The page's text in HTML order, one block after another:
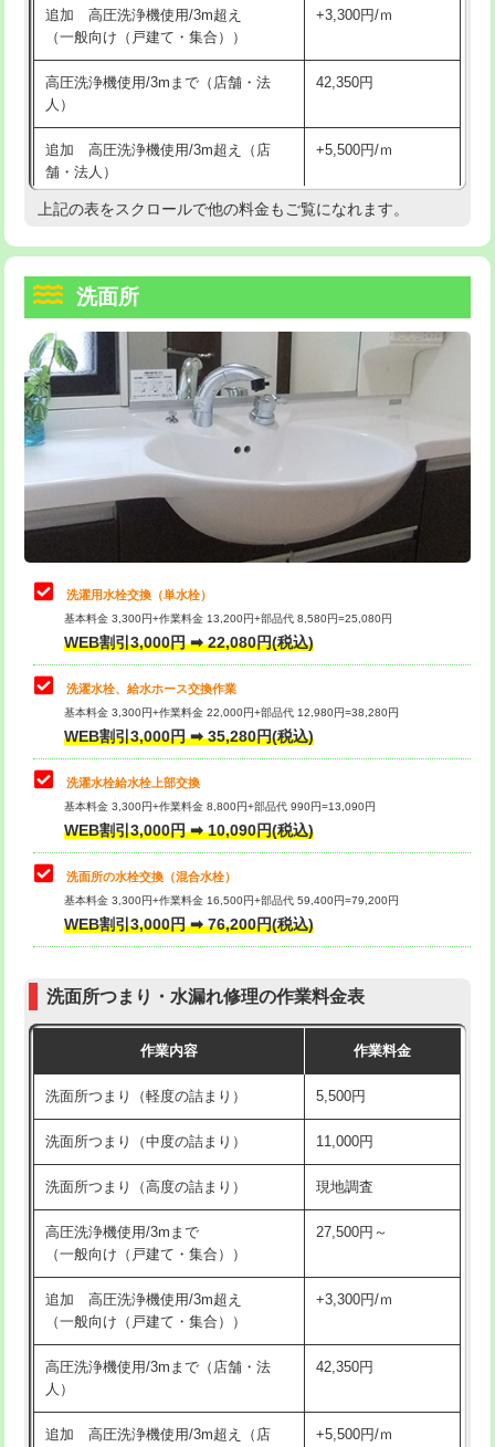
マス交換（深さ50㎝以上） 66,000円
コンクリート斫り（厚さ10㎝まで） 27,500円
コンクリート斫り（厚さ10㎝超え）
モルタル補修（厚さ10㎝まで）
モルタル補修（厚さ10㎝超え） 38,500円
洗面台設置 38,500円
追加人工
廃棄・処分 現場見積
※給水管工事は20mmまでの価格です。
持込商品取付（混合水栓） 16,500円
給水管工事※（ホール加工)
給水管工事※（バンド止め) 3,300円
給水管工事※（支持金具設置) 5,500円
給水管工事※（保温材使用（バンド止
め込み）)
5,500円
給水管工事※（土の掘削・埋め戻し作
業)
11,000円
給水管工事※（塩ビ管（VP・HI）使
用/3ｍまで)
33,000円
給水管工事※（塩ビ管（VP・HI）使
用（追加）/3ｍ超え)
給水管工事※（ライニング鋼管・銅
管・ポリ管・HT管使用/3ｍまで)
44,000円
給水管工事※（ライニング鋼管・銅
管・ポリ管・HT管使用/3ｍ超え)
排水管工事（土の掘削・埋め戻し作
業）
排水管工事（排水管工事/3ｍまで） 55,000円
排水管工事（追加 排水管工事/3ｍ超
え）
マス交換（土の掘削・埋め戻し作業）
マス交換（深さ50㎝未満）
マス交換（深さ50㎝以上）
モルタル補修（厚さ10㎝まで） 27,500円
モルタル補修（厚さ10㎝超え） 38,500円
洗面台設置 38,500円
バスタブ設置 現場見積
追加人工 16,500円
廃棄・処分
※給水管工事は20mmまでの価格です。
追加 高圧洗浄機使用/3m超え
（一般向け（戸建て・集合））
+3,300円/ｍ
高圧洗浄機使用/3mまで（店舗・法
人）
42,350円
追加 高圧洗浄機使用/3m超え（店
舗・法人）
+5,500円/ｍ
高度高圧洗浄換 現地調査
トーラー機使用/3mまで
追加トーラー機使用/3m超え +3,300円
カメラ調査 33,000円
桝清掃
止水・漏水調査・防水処理・清掃・修
理・調整・分解・加工など（軽作業）
11,000円
止水・漏水調査・防水処理・清掃・修
理・調整・分解・加工など（中作業）
22,000円
止水・漏水調査・防水処理・清掃・修
理・調整・分解・加工など（重作業）
33,000円
キッチンタンク脱着
その他部品の脱着
交換・取付（タンク）
交換・取付(単水栓（壁付・デッキ
式）)
交換・取付(混合水栓（壁付・デッキ
式・ワンホール）)
16,500円+材料費
（P/S/ポップアップ））
交換・取付（その他部品） 11,000円+材料費
持込商品取付（単水栓） 13,200円
持込商品取付（混合水栓） 16,500円
持込商品取付（浄水器・分岐水栓） 16,500円
給水管工事※（ホール加工) 16,500円
給水管工事※（バンド止め)
給水管工事※（支持金具設置) 5,500円
給水管工事※（保温材使用（バンド止
め込み）)
5,500円
給水管工事※（土の掘削・埋め戻し作
業)
11,000円
上記の表をスクロールで他の料金もご覧になれます。
洗面所
洗濯用水栓交換（単水栓）
基本料金 3,300円+作業料金 13,200円+部品代 8,580円=25,080円
WEB割引3,000円 ➡ 22,080円(税込)
洗濯水栓、給水ホース交換作業
基本料金 3,300円+作業料金 22,000円+部品代 12,980円=38,280円
WEB割引3,000円 ➡ 35,280円(税込)
洗濯水栓給水栓上部交換
基本料金 3,300円+作業料金 8,800円+部品代 990円=13,090円
WEB割引3,000円 ➡ 10,090円(税込)
洗面所の水栓交換（混合水栓）
基本料金 3,300円+作業料金 16,500円+部品代 59,400円=79,200円
WEB割引3,000円 ➡ 76,200円(税込)
洗面所つまり・水漏れ修理の作業料金表
作業内容 作業料金
洗面所つまり（軽度の詰まり） 5,500円
洗面所つまり（中度の詰まり） 11,000円
洗面所つまり（高度の詰まり） 現地調査
高圧洗浄機使用/3mまで
（一般向け（戸建て・集合））
27,500円～
追加 高圧洗浄機使用/3m超え
（一般向け（戸建て・集合））
+3,300円/ｍ
高圧洗浄機使用/3mまで（店舗・法
人）
42,350円
追加 高圧洗浄機使用/3m超え（店
+5,500円/ｍ